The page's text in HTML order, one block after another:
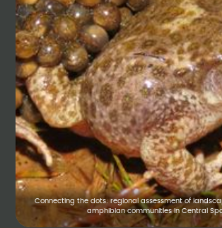
Connecting the dots: regional assessment of
amphibian communities in Central